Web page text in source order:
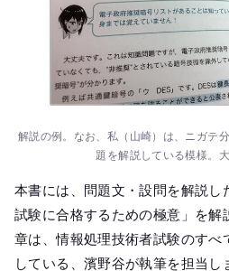
解説の例。なお、私（山崎）は、ニガテ
題を解説している模様。
本書には、問題文・設問を解説
試験に合格するための極意」を
章は、情報処理技術者試験のすべ
している、濱野谷が執筆を担当